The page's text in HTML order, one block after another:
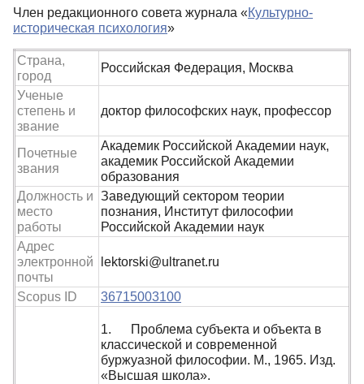
Член редакционного совета журнала «Культурно-
историческая психология»
Страна,
город
Российская Федерация, Москва
Ученые
степень и
звание
доктор философских наук, профессор
Почетные
звания
Академик Российской Академии наук,
академик Российской Академии
образования
Должность и
место
работы
Заведующий сектором теории
познания, Институт философии
Российской Академии наук
Адрес
электронной
почты
lektorski@ultranet.ru
Scopus ID 36715003100
1. Проблема субъекта и объекта в
классической и современной
буржуазной философии. М., 1965. Изд.
«Высшая школа».